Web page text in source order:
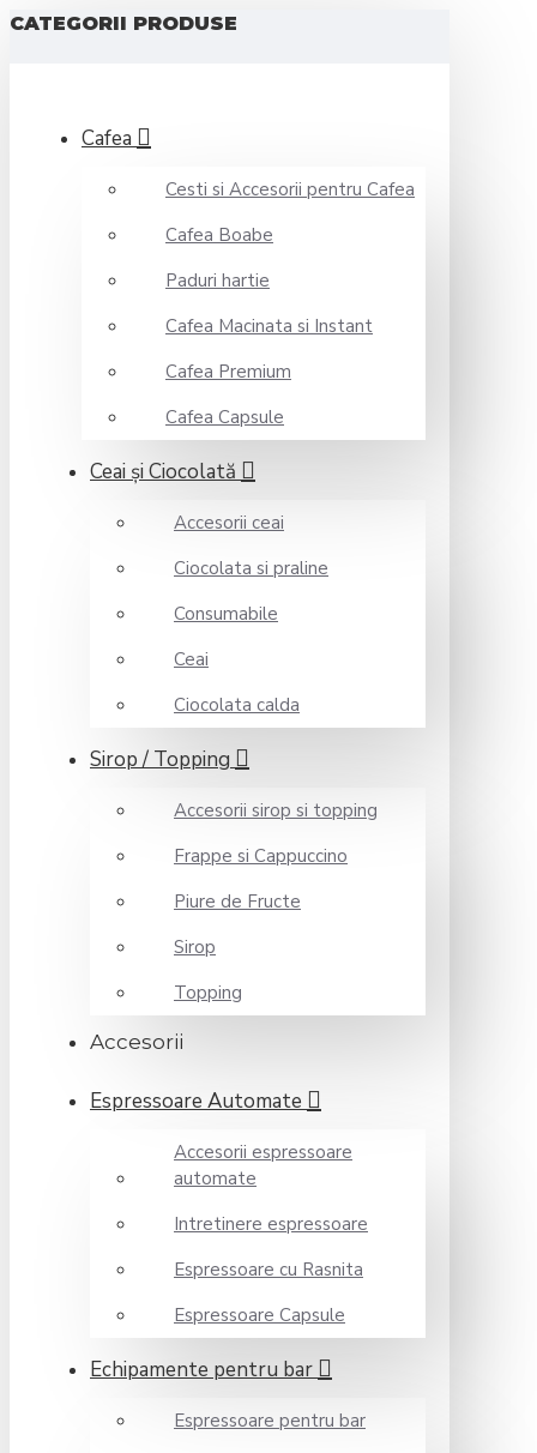
CATEGORII PRODUSE
Cafea
Cesti si Accesorii pentru Cafea
Cafea Boabe
Paduri hartie
Cafea Macinata si Instant
Cafea Premium
Cafea Capsule
Ceai şi Ciocolată
Accesorii ceai
Ciocolata si praline
Consumabile
Ceai
Ciocolata calda
Sirop / Topping
Accesorii sirop si topping
Frappe si Cappuccino
Piure de Fructe
Sirop
Topping
Accesorii
Espressoare Automate
Accesorii espressoare
automate
Intretinere espressoare
Espressoare cu Rasnita
Espressoare Capsule
Echipamente pentru bar
Espressoare pentru bar